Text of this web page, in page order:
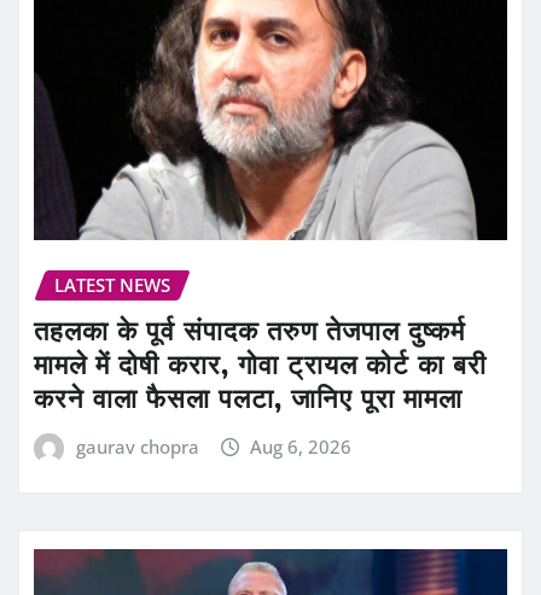
LATEST NEWS
तहलका के पूर्व संपादक तरुण तेजपाल दुष्कर्म
मामले में दोषी करार, गोवा ट्रायल कोर्ट का बरी
करने वाला फैसला पलटा, जानिए पूरा मामला
gaurav chopra Aug 6, 2026